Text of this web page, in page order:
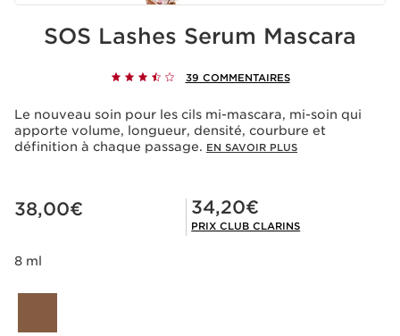
SOS Lashes Serum Mascara
39 COMMENTAIRES
Le nouveau soin pour les cils mi-mascara, mi-soin qui
apporte volume, longueur, densité, courbure et
définition à chaque passage. EN SAVOIR PLUS
Nouveau prix 38,00€
38,00€ Prix Club Clarins 34,20€
34,20€
PRIX CLUB CLARINS
8 ml